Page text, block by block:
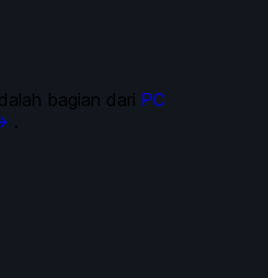
bagian dari PC
.